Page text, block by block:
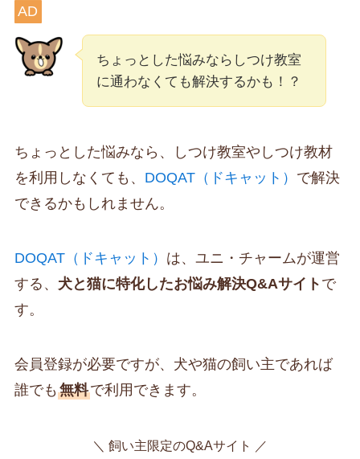
AD
ちょっとした悩みならしつけ教室
に通わなくても解決するかも！？
ちょっとした悩みなら、しつけ教室やしつけ教材
を利用しなくても、 DOQAT（ドキャット） で解決
できるかもしれません。
DOQAT（ドキャット） は、ユニ・チャームが運営
する、 犬と猫に特化したお悩み解決Q&Aサイト で
す。
会員登録が必要ですが、犬や猫の飼い主であれば
誰でも 無料で利用できます。
＼ 飼い主限定のQ&Aサイト ／